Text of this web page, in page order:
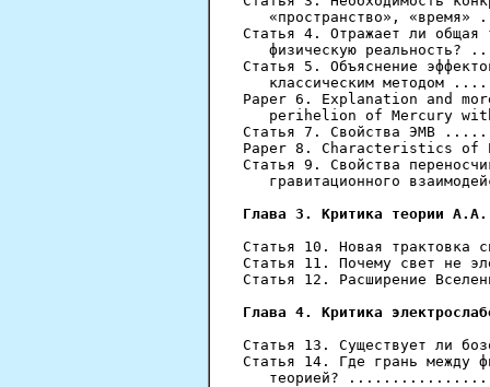
«пространство», «время»
Статья 4. Отражает ли общая
физическую реальность?
Статья 5. Объяснение
классическим методом
Paper 6. Explanation and
perihelion of Mercury
Статья 7. Свойства
Paper 8.
Статья 9. Свойства
гравитационного
Глава 3. Критика теории A.A.
Статья 10. Новая
Статья 11. Почему свет не
Статья 12. Расширение
Глава 4. Критика
Статья 13. Существует
Статья 14. Где грань между
теорией?